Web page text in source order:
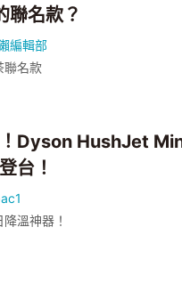
聯名款？
編輯部
聯名款
Dyson HushJet
台！
溫神器！